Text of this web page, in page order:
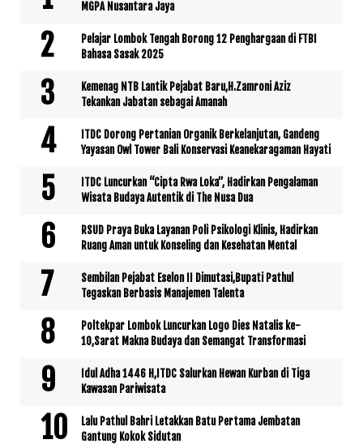
MGPA Nusantara Jaya
Pelajar Lombok Tengah Borong 12 Penghargaan di FTBI
Bahasa Sasak 2025
Kemenag NTB Lantik Pejabat Baru,H.Zamroni Aziz
Tekankan Jabatan sebagai Amanah
ITDC Dorong Pertanian Organik Berkelanjutan, Gandeng
Yayasan Owl Tower Bali Konservasi Keanekaragaman Hayati
ITDC Luncurkan “Cipta Rwa Loka”, Hadirkan Pengalaman
Wisata Budaya Autentik di The Nusa Dua
RSUD Praya Buka Layanan Poli Psikologi Klinis, Hadirkan
Ruang Aman untuk Konseling dan Kesehatan Mental
Sembilan Pejabat Eselon II Dimutasi,Bupati Pathul
Tegaskan Berbasis Manajemen Talenta
Poltekpar Lombok Luncurkan Logo Dies Natalis ke-
10,Sarat Makna Budaya dan Semangat Transformasi
Idul Adha 1446 H,ITDC Salurkan Hewan Kurban di Tiga
Kawasan Pariwisata
Lalu Pathul Bahri Letakkan Batu Pertama Jembatan
Gantung Kokok Sidutan